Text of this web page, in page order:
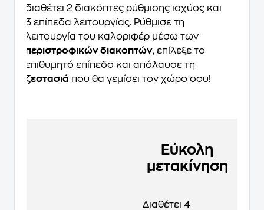
διαθέτει 2 διακόπτες ρύθμισης ισχύος και
3 επίπεδα λειτουργίας. Ρύθμισε τη
λειτουργία του καλοριφέρ μέσω των
περιστροφικών διακοπτών, επίλεξε το
επιθυμητό επίπεδο και απόλαυσε τη
ζεστασιά που θα γεμίσει τον χώρο σου!
Εύκολη
μετακίνηση
Διαθέτει 4